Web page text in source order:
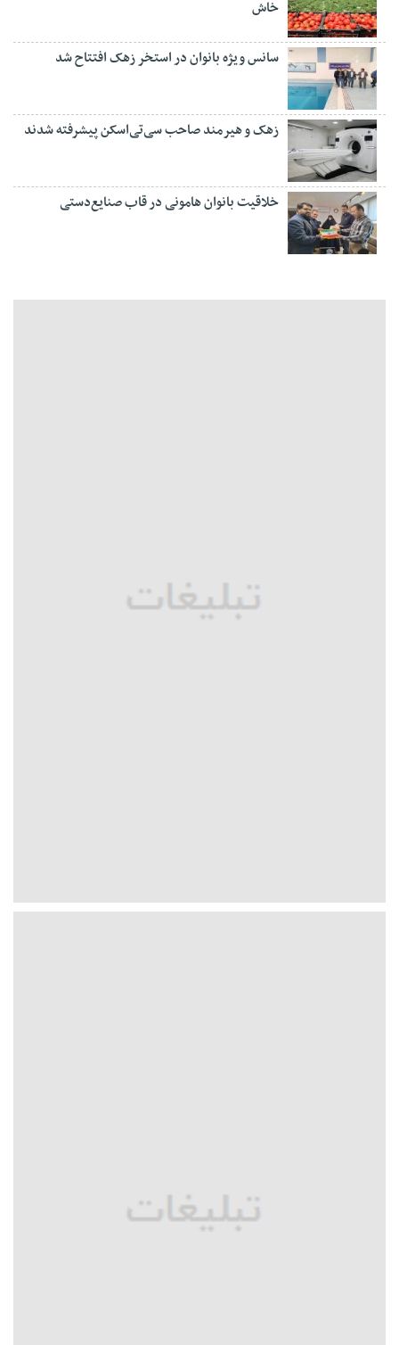
خاش
سانس ویژه بانوان در استخر زهک افتتاح شد
زهک و هیرمند صاحب سی‌تی‌اسکن پیشرفته شدند
خلاقیت بانوان هامونی در قاب صنایع‌دستی